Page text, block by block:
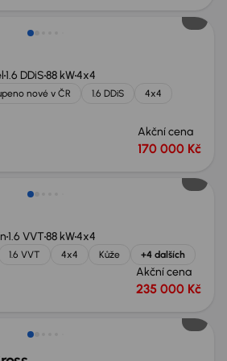
1.6 DDiS88 kW4x4
nové v ČR 1.6 DDiS
4x4
Akční cena
170 000 Kč
1.6 VVT88 kW4x4
1.6 VVT 4x4 Kůže +4 dalších
Akční cena
235 000 Kč